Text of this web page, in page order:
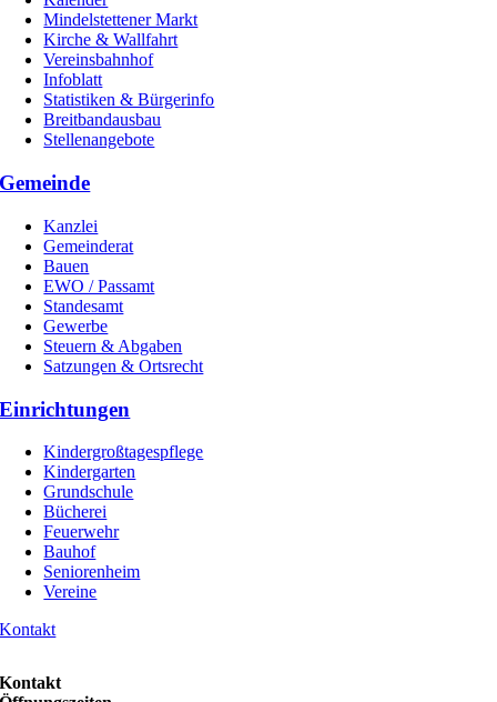
Mindelstettener Markt
Kirche & Wallfahrt
Vereinsbahnhof
Infoblatt
Statistiken & Bürgerinfo
Breitbandausbau
Stellenangebote
Gemeinde
Kanzlei
Gemeinderat
Bauen
EWO / Passamt
Standesamt
Gewerbe
Steuern & Abgaben
Satzungen & Ortsrecht
Einrichtungen
Kindergroßtagespflege
Kindergarten
Grundschule
Bücherei
Feuerwehr
Bauhof
Seniorenheim
Vereine
Kontakt
Kontakt